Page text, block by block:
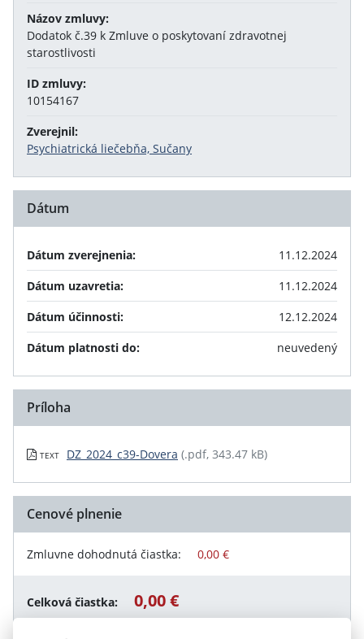
Názov zmluvy:
Dodatok č.39 k Zmluve o poskytovaní zdravotnej
starostlivosti
ID zmluvy:
10154167
Zverejnil:
Psychiatrická liečebňa, Sučany
Dátum
Dátum zverejnenia:
11.12.2024
Dátum uzavretia:
11.12.2024
Dátum účinnosti:
12.12.2024
Dátum platnosti do:
neuvedený
Príloha
TEXT DZ_2024_c39-Dovera (.pdf, 343.47 kB)
Cenové plnenie
Zmluvne dohodnutá čiastka: 0,00 €
Celková čiastka: 0,00 €